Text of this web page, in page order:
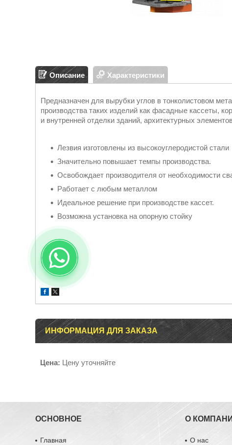
Описание Характеристики
Предназначен для вырубки углов в тонколистовом
производства таких изделий как фасадные кассеты,
и внутренней отделки зданий, архитектурных
Лезвия изготовлены из высокоуглеродистой стали
Значительно повышает темпы производства.
Освобождает производителя от необходимости
Работает с любым металлом
Идеальное решение при производстве кассет.
Возможна установка на опорную стойку
ИНФОРМАЦИЯ ДЛЯ ЗАКАЗА
Цена: Цену уточняйте
ОСНОВНОЕ
Главная
О
О нас